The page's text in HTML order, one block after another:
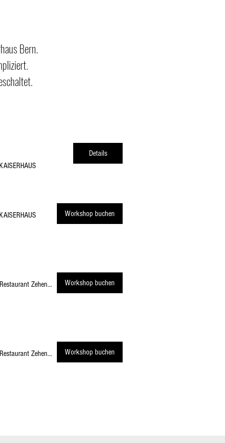
Bern.
KAISERHAUS
Details
KAISERHAUS Workshop buchen
Restaurant Zehendermätteli Workshop buchen
Restaurant Zehendermätteli Workshop buchen